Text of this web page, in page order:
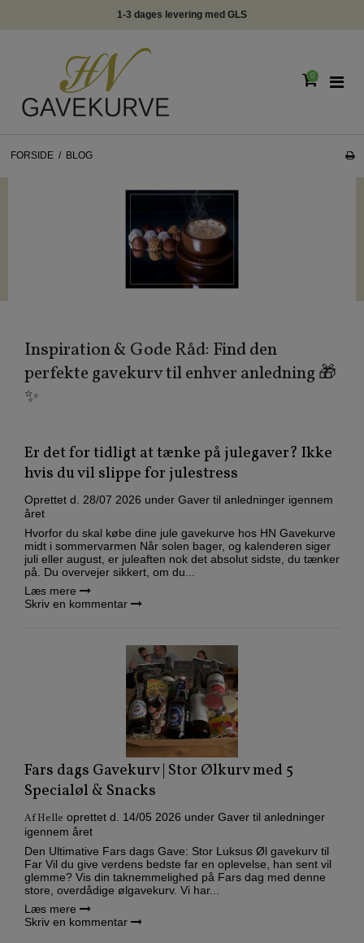
1-3 dages levering med GLS
0
FORSIDE / BLOG
Inspiration & Gode Råd: Find den
perfekte gavekurv til enhver anledning 🎁
✨
Er det for tidligt at tænke på julegaver? Ikke
hvis du vil slippe for julestress
Oprettet d. 28/07 2026 under Gaver til anledninger igennem
året
Hvorfor du skal købe dine jule gavekurve hos HN Gavekurve
midt i sommervarmen Når solen bager, og kalenderen siger
juli eller august, er juleaften nok det absolut sidste, du tænker
på. Du overvejer sikkert, om du...
Læs mere
Skriv en kommentar
Fars dags Gavekurv | Stor Ølkurv med 5
Specialøl & Snacks
AfHelle oprettet d. 14/05 2026 under Gaver til anledninger
igennem året
Den Ultimative Fars dags Gave: Stor Luksus Øl gavekurv til
Far Vil du give verdens bedste far en oplevelse, han sent vil
glemme? Vis din taknemmelighed på Fars dag med denne
store, overdådige ølgavekurv. Vi har...
Læs mere
Skriv en kommentar